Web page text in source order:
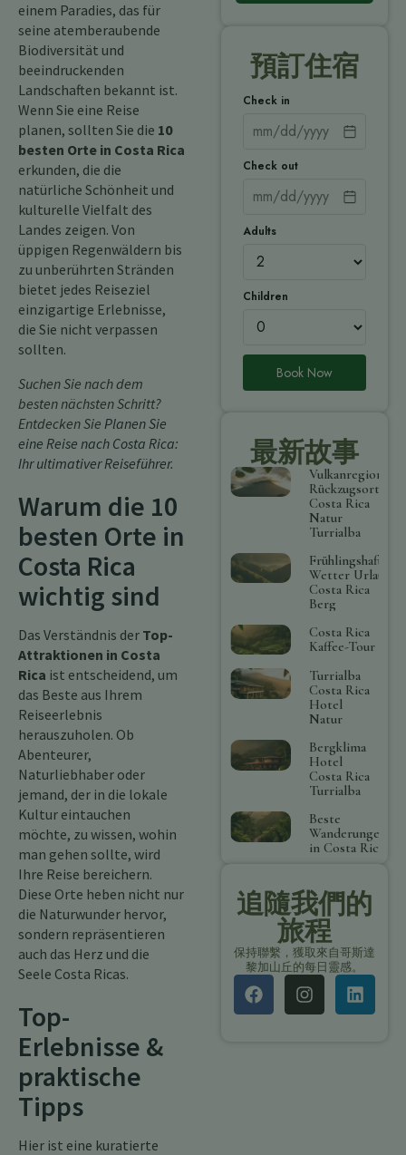
einem Paradies, das für
seine atemberaubende
Biodiversität und
beeindruckenden
Landschaften bekannt ist.
Wenn Sie eine Reise
planen, sollten Sie die 10
besten Orte in Costa Rica
erkunden, die die
natürliche Schönheit und
kulturelle Vielfalt des
Landes zeigen. Von
üppigen Regenwäldern bis
zu unberührten Stränden
bietet jedes Reiseziel
einzigartige Erlebnisse,
die Sie nicht verpassen
sollten.
Suchen Sie nach dem
besten nächsten Schritt?
Entdecken Sie Planen Sie
eine Reise nach Costa Rica:
Ihr ultimativer Reiseführer.
Warum die 10
besten Orte in
Costa Rica
wichtig sind
Das Verständnis der Top-
Attraktionen in Costa
Rica ist entscheidend, um
das Beste aus Ihrem
Reiseerlebnis
herauszuholen. Ob
Abenteurer,
Naturliebhaber oder
jemand, der in die lokale
Kultur eintauchen
möchte, zu wissen, wohin
man gehen sollte, wird
Ihre Reise bereichern.
Diese Orte heben nicht nur
die Naturwunder hervor,
sondern repräsentieren
auch das Herz und die
Seele Costa Ricas.
Top-
Erlebnisse &
praktische
Tipps
Hier ist eine kuratierte
預訂住宿
Check in
Check out
Adults
Children
Book Now
最新故事
Vulkanregion
Rückzugsort
Costa Rica
Natur
Turrialba
Frühlingshaftes
Wetter Urlaub
Costa Rica
Berg
Costa Rica
Kaffee-Tour
Turrialba
Costa Rica
Hotel
Natur
Bergklima
Hotel
Costa Rica
Turrialba
Beste
Wanderungen
in Costa Rica
追隨我們的
旅程
保持聯繫，獲取來自哥斯達
黎加山丘的每日靈感。